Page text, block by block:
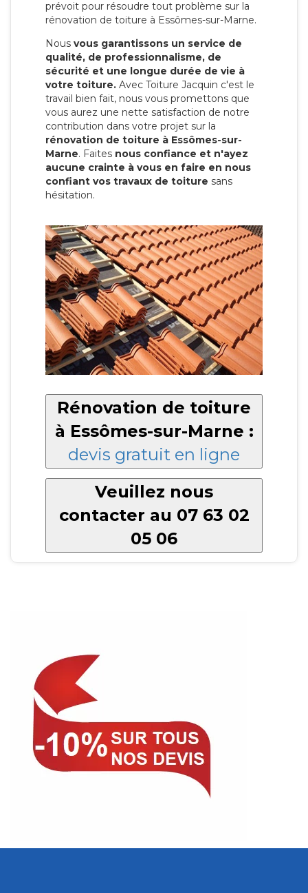
prévoit pour résoudre tout problème sur la
rénovation de toiture à Essômes-sur-Marne.
Nous vous garantissons un service de
qualité, de professionnalisme, de
sécurité et une longue durée de vie à
votre toiture. Avec Toiture Jacquin c'est le
travail bien fait, nous vous promettons que
vous aurez une nette satisfaction de notre
contribution dans votre projet sur la
rénovation de toiture à Essômes-sur-
Marne. Faites nous confiance et n'ayez
aucune crainte à vous en faire en nous
confiant vos travaux de toiture sans
hésitation.
Rénovation de toiture
à Essômes-sur-Marne :
devis gratuit en ligne
Veuillez nous
contacter au 07 63 02
05 06